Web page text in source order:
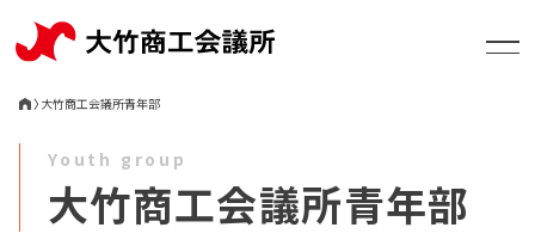
〉 大竹商工会議所青年部
大竹商工会議所について
Youth group
大竹商工会議所青年部